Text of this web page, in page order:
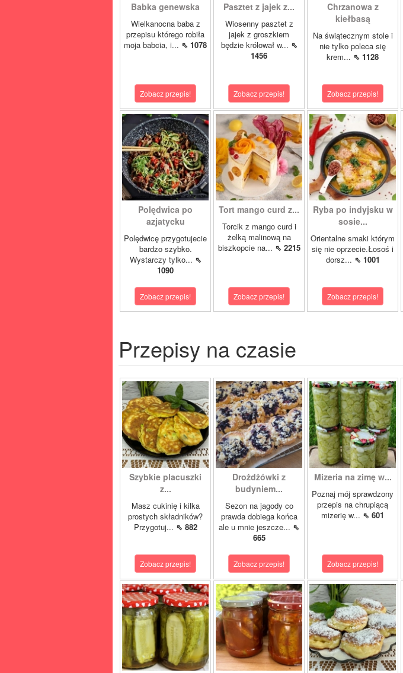
Babka genewska
Wielkanocna baba z
przepisu którego robiła
moja babcia, i... ⇖ 1078
Zobacz przepis!
Pasztet z jajek z...
Wiosenny pasztet z
jajek z groszkiem
będzie królował w... ⇖
1456
Zobacz przepis!
Chrzanowa z
kiełbasą
Na świątecznym stole i
nie tylko poleca się
krem... ⇖ 1128
Zobacz przepis!
Polędwica po
azjatycku
Polędwicę przygotujecie
bardzo szybko.
Wystarczy tylko... ⇖
1090
Zobacz przepis!
Tort mango curd z...
Torcik z mango curd i
żelką malinową na
biszkopcie na... ⇖ 2215
Zobacz przepis!
Ryba po indyjsku w
sosie...
Orientalne smaki którym
się nie oprzecie.Łosoś i
dorsz... ⇖ 1001
Zobacz przepis!
Przepisy na czasie
Szybkie placuszki
z...
Masz cukinię i kilka
prostych składników?
Przygotuj... ⇖ 882
Zobacz przepis!
Drożdżówki z
budyniem...
Sezon na jagody co
prawda dobiega końca
ale u mnie jeszcze... ⇖
665
Zobacz przepis!
Mizeria na zimę w...
Poznaj mój sprawdzony
przepis na chrupiącą
mizerię w... ⇖ 601
Zobacz przepis!